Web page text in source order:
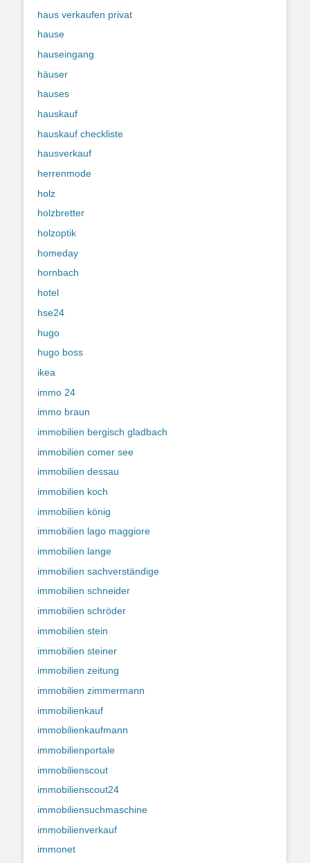
haus verkaufen privat
hause
hauseingang
häuser
hauses
hauskauf
hauskauf checkliste
hausverkauf
herrenmode
holz
holzbretter
holzoptik
homeday
hornbach
hotel
hse24
hugo
hugo boss
ikea
immo 24
immo braun
immobilien bergisch gladbach
immobilien comer see
immobilien dessau
immobilien koch
immobilien könig
immobilien lago maggiore
immobilien lange
immobilien sachverständige
immobilien schneider
immobilien schröder
immobilien stein
immobilien steiner
immobilien zeitung
immobilien zimmermann
immobilienkauf
immobilienkaufmann
immobilienportale
immobilienscout
immobilienscout24
immobiliensuchmaschine
immobilienverkauf
immonet